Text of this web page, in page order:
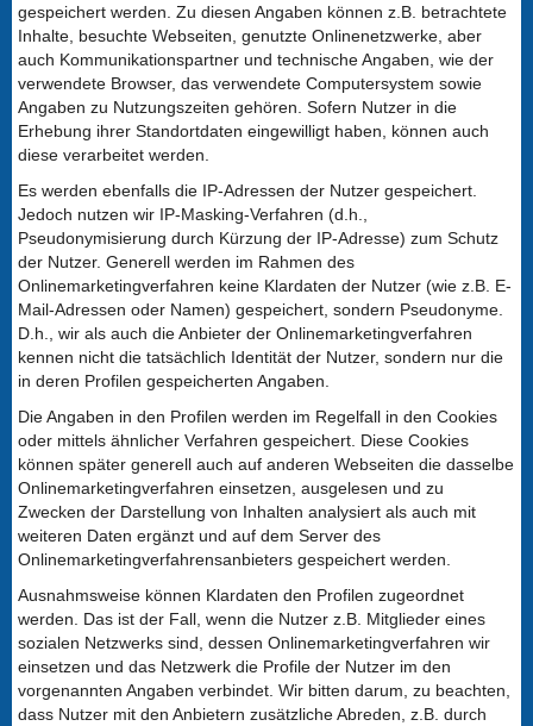
gespeichert werden. Zu diesen Angaben können z.B. betrachtete
Inhalte, besuchte Webseiten, genutzte Onlinenetzwerke, aber
auch Kommunikationspartner und technische Angaben, wie der
verwendete Browser, das verwendete Computersystem sowie
Angaben zu Nutzungszeiten gehören. Sofern Nutzer in die
Erhebung ihrer Standortdaten eingewilligt haben, können auch
diese verarbeitet werden.
Es werden ebenfalls die IP-Adressen der Nutzer gespeichert.
Jedoch nutzen wir IP-Masking-Verfahren (d.h.,
Pseudonymisierung durch Kürzung der IP-Adresse) zum Schutz
der Nutzer. Generell werden im Rahmen des
Onlinemarketingverfahren keine Klardaten der Nutzer (wie z.B. E-
Mail-Adressen oder Namen) gespeichert, sondern Pseudonyme.
D.h., wir als auch die Anbieter der Onlinemarketingverfahren
kennen nicht die tatsächlich Identität der Nutzer, sondern nur die
in deren Profilen gespeicherten Angaben.
Die Angaben in den Profilen werden im Regelfall in den Cookies
oder mittels ähnlicher Verfahren gespeichert. Diese Cookies
können später generell auch auf anderen Webseiten die dasselbe
Onlinemarketingverfahren einsetzen, ausgelesen und zu
Zwecken der Darstellung von Inhalten analysiert als auch mit
weiteren Daten ergänzt und auf dem Server des
Onlinemarketingverfahrensanbieters gespeichert werden.
Ausnahmsweise können Klardaten den Profilen zugeordnet
werden. Das ist der Fall, wenn die Nutzer z.B. Mitglieder eines
sozialen Netzwerks sind, dessen Onlinemarketingverfahren wir
einsetzen und das Netzwerk die Profile der Nutzer im den
vorgenannten Angaben verbindet. Wir bitten darum, zu beachten,
dass Nutzer mit den Anbietern zusätzliche Abreden, z.B. durch